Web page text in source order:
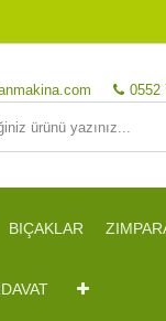
0552
BIÇAKLAR